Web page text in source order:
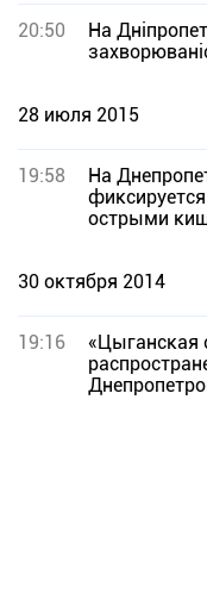
20:50
На
28 июля 2015
19:58
На
острыми
30 октября 2014
19:16
«Цыганская